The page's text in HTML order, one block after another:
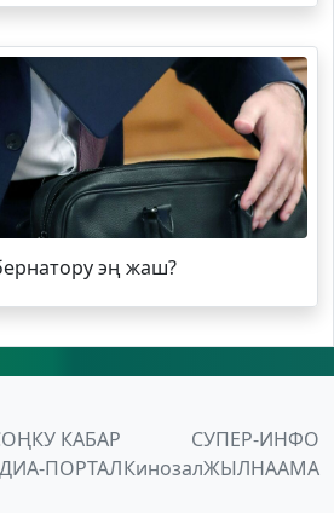
эң жаш?
КАБАР
СУПЕР-ИНФО
ПОРТАЛКинозалЖЫЛНААМА